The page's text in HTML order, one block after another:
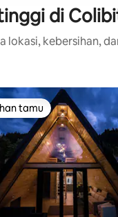
di
lokasi, kebersihan,
tamu terpopuler
tamu